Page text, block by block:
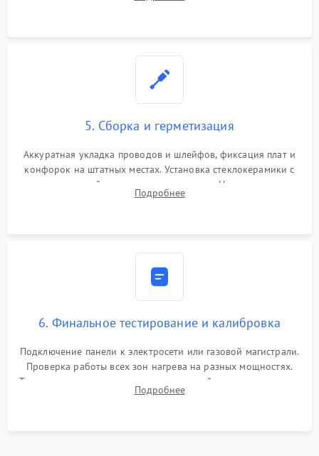
5. Сборка и герметизация
Аккуратная укладка проводов и шлейфов, фиксация плат и
конфорок на штатных местах. Установка стеклокерамики с
проверкой равномерности зазоров. Нанесение
термостойкого герметика или укладка уплотнительной
Подробнее
6. Финальное тестирование и калибровка
Подключение панели к электросети или газовой магистрали.
Проверка работы всех зон нагрева на разных мощностях.
Тестирование сенсорного управления, таймера, индикаторов
остаточного тепла и систем защиты от перегрева.
Подробнее